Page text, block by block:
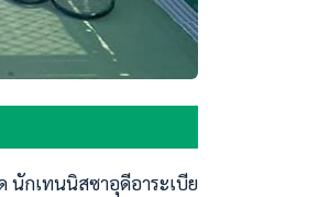
นักเทนนิสซาอุดีอาระเบีย